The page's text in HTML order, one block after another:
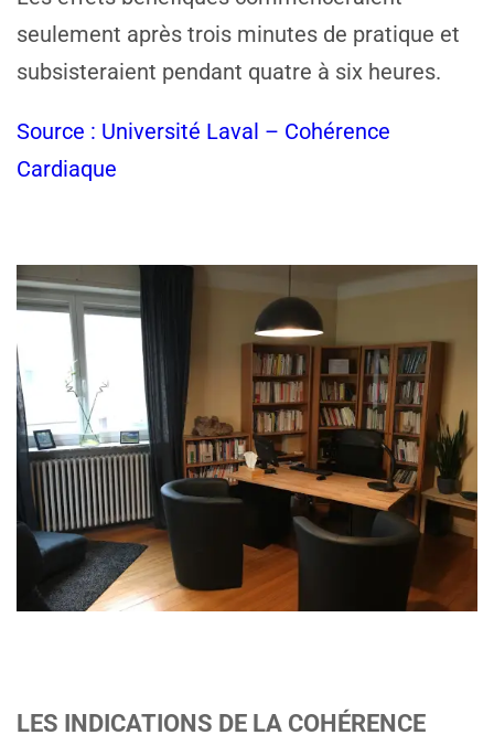
seulement après trois minutes de pratique et
subsisteraient pendant quatre à six heures.
Source : Université Laval – Cohérence
Cardiaque
LES INDICATIONS DE LA COHÉRENCE